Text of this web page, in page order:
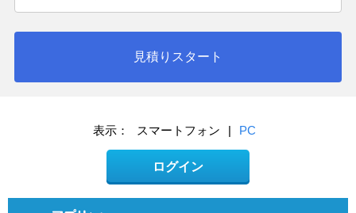
見積りスタート
表示： スマートフォン | PC
ログイン